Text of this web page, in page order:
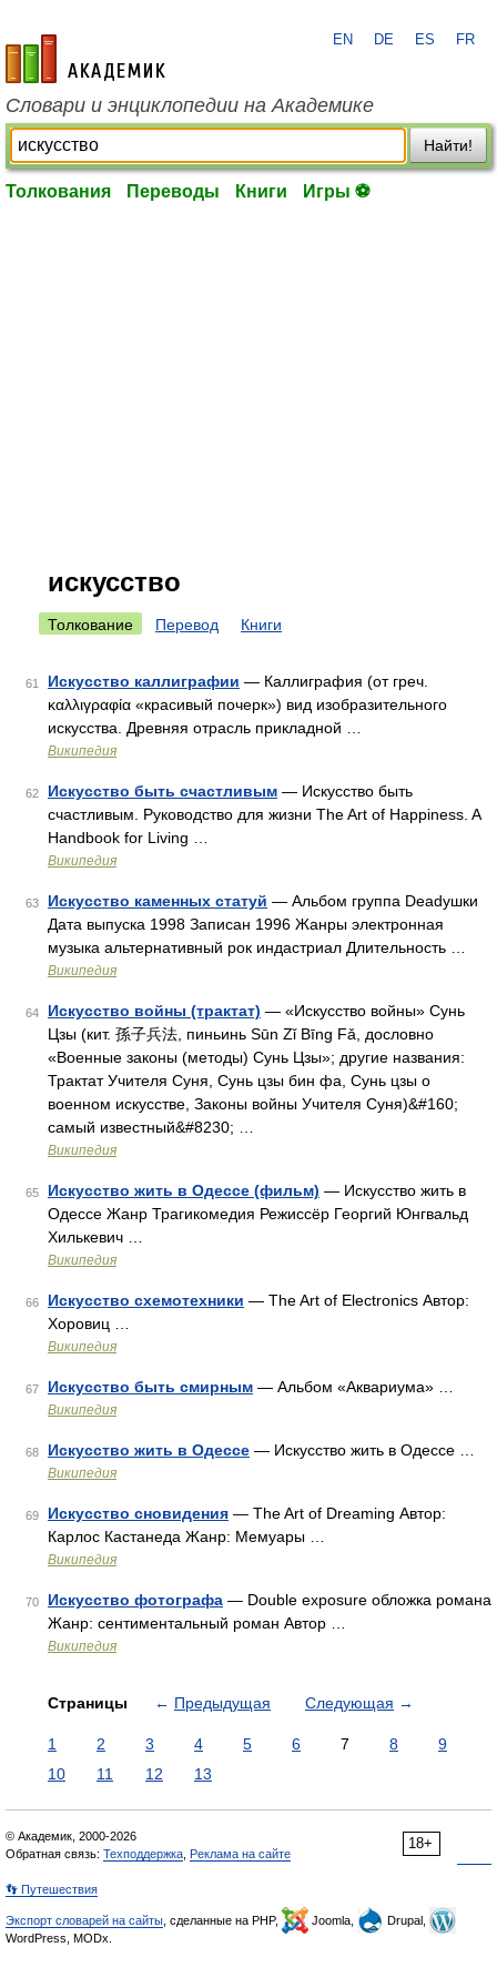
academic.ru
EN DE ES FR
Словари и энциклопедии на Академике
Найти!
Толкования Переводы Книги Игры ⚽
искусство
Толкование Перевод Книги
61 Искусство каллиграфии — Каллиграфия (от греч.
καλλιγραφία «красивый почерк») вид изобразительного
искусства. Древняя отрасль прикладной …
Википедия
62 Искусство быть счастливым — Искусство быть
счастливым. Руководство для жизни The Art of Happiness. A
Handbook for Living …
Википедия
63 Искусство каменных статуй — Альбом группа Deadушки
Дата выпуска 1998 Записан 1996 Жанры электронная
музыка альтернативный рок индастриал Длительность …
Википедия
64 Искусство войны (трактат) — «Искусство войны» Сунь
Цзы (кит. 孫子兵法, пиньинь Sūn Zǐ Bīng Fǎ, дословно
«Военные законы (методы) Сунь Цзы»; другие названия:
Трактат Учителя Суня, Сунь цзы бин фа, Сунь цзы о
военном искусстве, Законы войны Учителя Суня)&#160;
самый известный&#8230; …
Википедия
65 Искусство жить в Одессе (фильм) — Искусство жить в
Одессе Жанр Трагикомедия Режиссёр Георгий Юнгвальд
Хилькевич …
Википедия
66 Искусство схемотехники — The Art of Electronics Автор:
Хоровиц …
Википедия
67 Искусство быть смирным — Альбом «Аквариума» …
Википедия
68 Искусство жить в Одессе — Искусство жить в Одессе …
Википедия
69 Искусство сновидения — The Art of Dreaming Автор:
Карлос Кастанеда Жанр: Мемуары …
Википедия
70 Искусство фотографа — Double exposure обложка романа
Жанр: сентиментальный роман Автор …
Википедия
Страницы ← Предыдущая Следующая →
1 2 3 4 5 6 7 8
9
10
11 12 13
18+
© Академик, 2000-2026
Обратная связь: Техподдержка Реклама на сайте
👣 Путешествия
Экспорт словарей на сайты , сделанные на PHP, Joomla,
Drupal,
WordPress, MODx.